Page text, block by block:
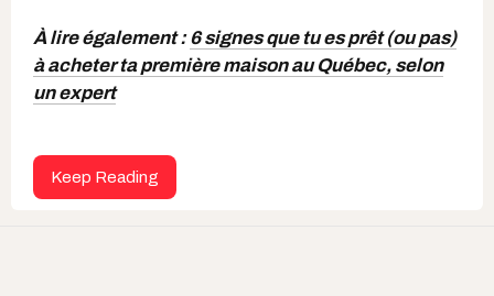
À lire également :6 signes que tu es prêt (ou pas)
à acheter ta première maison au Québec, selon
un expert
Keep Reading